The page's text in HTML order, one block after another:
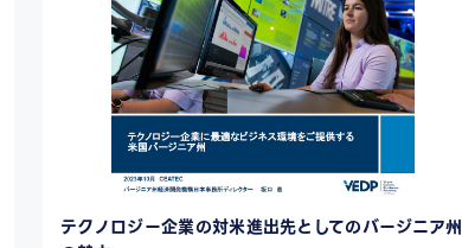
テクノロジー企業の対米進出先としてのバージニア州